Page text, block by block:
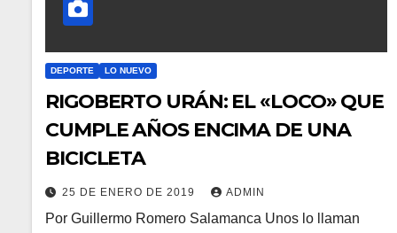
DEPORTE LO NUEVO
RIGOBERTO URÁN: EL «LOCO» QUE
CUMPLE AÑOS ENCIMA DE UNA
BICICLETA
25 DE ENERO DE 2019 ADMIN
Por Guillermo Romero Salamanca Unos lo llaman